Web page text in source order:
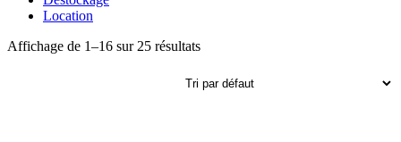
Location
Affichage de 1–16 sur 25 résultats